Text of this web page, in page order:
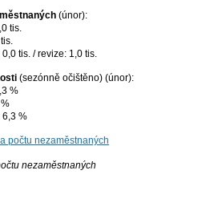
(únor):
tis.
tis. / revize: 1,0 tis.
(sezónně očištěno) (únor):
%
6,3 %
nezaměstnaných